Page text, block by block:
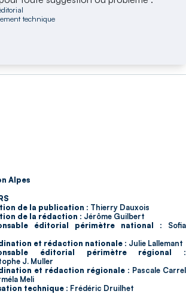
technique
Alpes
de la publication : Thierry Dauxois
de la rédaction : Jérôme Guilbert
éditorial périmètre national : Sofia
et rédaction nationale : Julie Lallemant
éditorial périmètre régional :
J. Muller
et rédaction régionale : Pascale Carrel
Meli
technique : Frédéric Druilhet